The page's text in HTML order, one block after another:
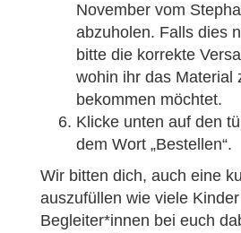
November vom
abzuholen. Falls dies
bitte die korrekte
wohin ihr das Material
bekommen möchtet.
Klicke unten auf den
dem Wort „Bestellen“.
Wir bitten dich, auch eine
auszufüllen wie viele
Begleiter*innen bei euch